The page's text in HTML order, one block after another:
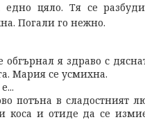
цяло. Тя се
Погали го нежно.
я здраво с
Мария се усмихна.
потъна в сладостният
коса и отиде да се